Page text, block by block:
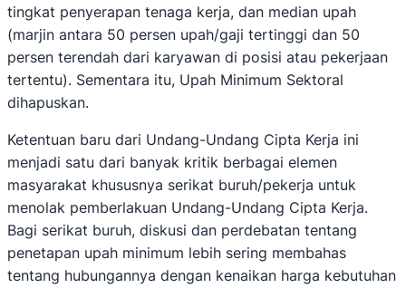
tingkat penyerapan tenaga kerja, dan median upah
(marjin antara 50 persen upah/gaji tertinggi dan 50
persen terendah dari karyawan di posisi atau pekerjaan
tertentu). Sementara itu, Upah Minimum Sektoral
dihapuskan.
Ketentuan baru dari Undang-Undang Cipta Kerja ini
menjadi satu dari banyak kritik berbagai elemen
masyarakat khususnya serikat buruh/pekerja untuk
menolak pemberlakuan Undang-Undang Cipta Kerja.
Bagi serikat buruh, diskusi dan perdebatan tentang
penetapan upah minimum lebih sering membahas
tentang hubungannya dengan kenaikan harga kebutuhan